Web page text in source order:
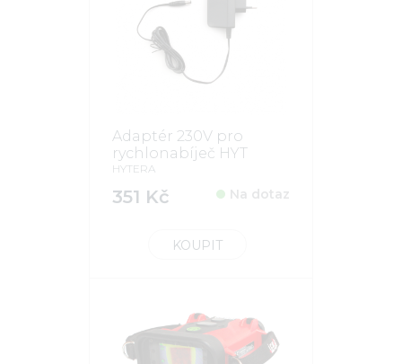
Adaptér 230V pro
rychlonabíječ HYT
HYTERA
351 Kč Na dotaz
KOUPIT